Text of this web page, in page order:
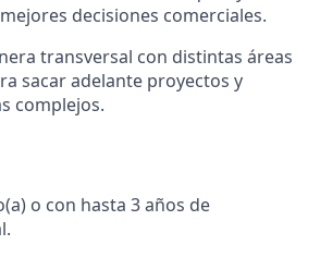
decisiones comerciales.
transversal con distintas áreas
sacar adelante proyectos y
complejos.
o con hasta 3 años de